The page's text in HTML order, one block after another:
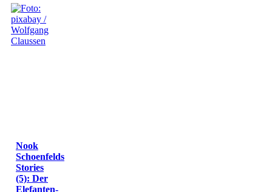
Nook
Schoenfelds
Stories
(5): Der
Elefanten-